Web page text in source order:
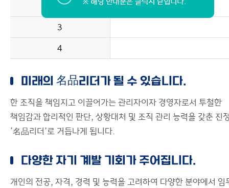
2
3
4
미래의 名品리더가 될 수 있습니다.
한 조직을 책임지고 이끌어가는 관리자이자 경영자로서 투철한
책임감과 합리적인 판단, 상황대처 및 조직 관리 능력을 갖춘 진
‘名品리더’로 거듭나게 됩니다.
다양한 자기 계발 기회가 주어집니다.
개인의 전공, 자격, 경력 및 능력을 고려하여 다양한 분야에서 임